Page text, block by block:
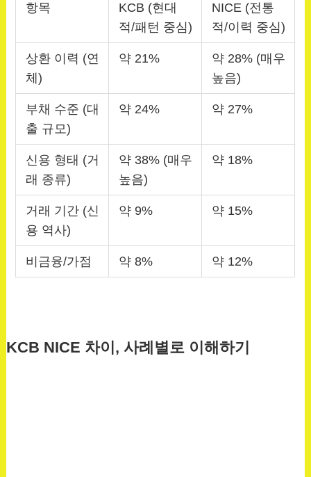
항목
KCB (현대
적/패턴 중심)
NICE (전통
적/이력 중심)
상환 이력 (연
체)
약 21%
약 28% (매우
높음)
부채 수준 (대
출 규모)
약 24% 약 27%
신용 형태 (거
래 종류)
약 38% (매우
높음)
약 18%
거래 기간 (신
용 역사)
약 9% 약 15%
비금융/가점 약 8% 약 12%
KCB NICE 차이, 사례별로 이해하기